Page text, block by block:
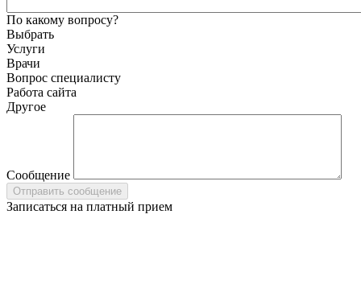
По какому вопросу?
Выбрать
Услуги
Врачи
Вопрос специалисту
Работа сайта
Другое
Сообщение
Записаться на платный прием